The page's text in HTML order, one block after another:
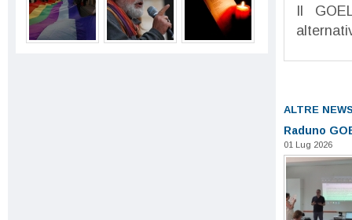
Il
ALTRE
Raduno
01 Lug 2026